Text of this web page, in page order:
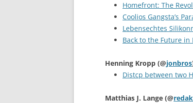
Homefront: The
Coolios Gangsta’s
Lebensechtes
Back to the Future in
Henning Kropp (@jonbros
Distcp between two
Matthias J. Lange (@